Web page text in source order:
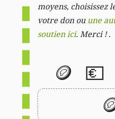
moyens, choisissez
votre don ou une
soutien ici. Merci ! .
🪙 💶